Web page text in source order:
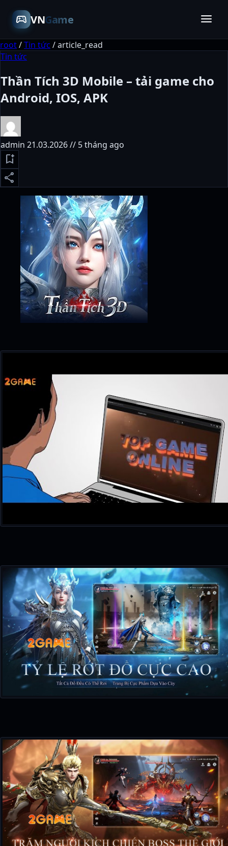
sports_esports VNGame menu
root/Tin tức /article_read
Tin tức
Thần Tích 3D Mobile – tải game cho
Android, IOS, APK
admin 21.03.2026 // 5 tháng ago
bookmark_add
share